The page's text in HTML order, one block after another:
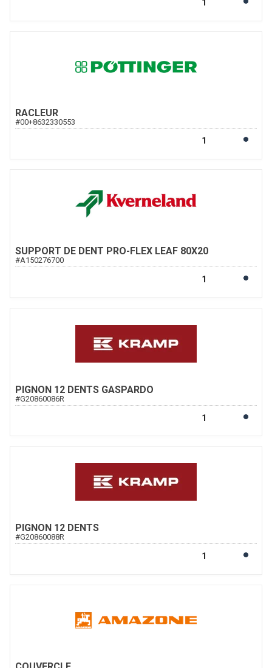
RACLEUR
#00+8632330553
SUPPORT DE DENT PRO-FLEX LEAF 80X20
#A150276700
PIGNON 12 DENTS GASPARDO
#G20860086R
PIGNON 12 DENTS
#G20860088R